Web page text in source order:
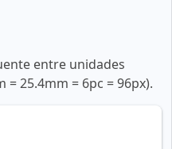
entre unidades
= 25.4mm = 6pc = 96px).